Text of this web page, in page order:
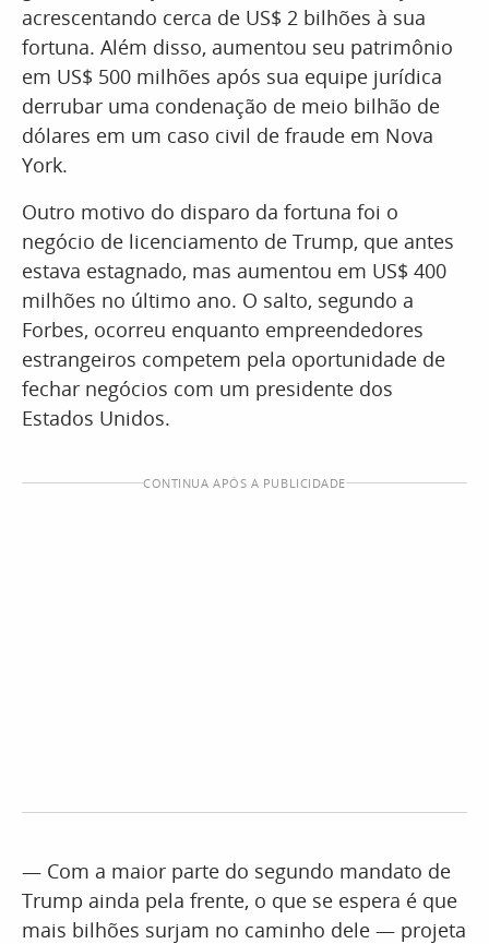
acrescentando cerca de US$ 2 bilhões à sua
fortuna. Além disso, aumentou seu patrimônio
em US$ 500 milhões após sua equipe jurídica
derrubar uma condenação de meio bilhão de
dólares em um caso civil de fraude em Nova
York.
Outro motivo do disparo da fortuna foi o
negócio de licenciamento de Trump, que antes
estava estagnado, mas aumentou em US$ 400
milhões no último ano. O salto, segundo a
Forbes, ocorreu enquanto empreendedores
estrangeiros competem pela oportunidade de
fechar negócios com um presidente dos
Estados Unidos.
CONTINUA APÓS A PUBLICIDADE
— Com a maior parte do segundo mandato de
Trump ainda pela frente, o que se espera é que
mais bilhões surjam no caminho dele — projeta